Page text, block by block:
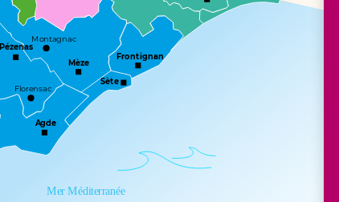
Mer Méditerranée
Agde
Sète
Frontignan
Mèze
Pézenas
Montagnac
Florensac